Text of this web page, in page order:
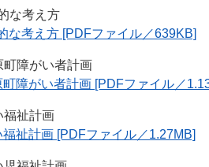
な考え方
な考え方 [PDFファイル／639KB]
障がい者計画
障がい者計画 [PDFファイル／
福祉計画
祉計画 [PDFファイル／1.27MB]